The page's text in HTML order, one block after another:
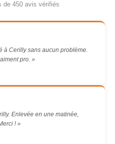
450 avis vérifiés
à Cerilly sans aucun problème.
pro. »
Enlevée en une matinée,
! »